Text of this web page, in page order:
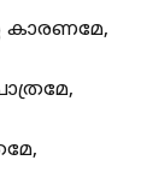
കാരണമേ,